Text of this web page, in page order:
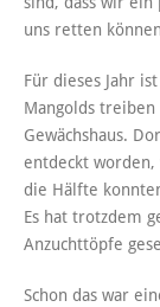
uns retten
Für dieses Jahr
Mangolds
Gewächshaus.
entdeckt
die Hälfte
Es hat trotzdem
Anzuchttöpfe
Schon das war